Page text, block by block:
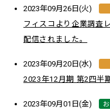
2023年09月26日(火)
フィスコより企業調査
配信されました。
2023年09月20日(水)
2023年12月期 第2四半
2023年09月01日(金)